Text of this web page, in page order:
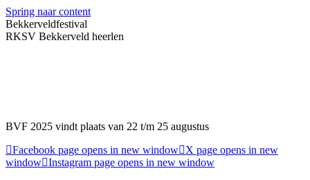
Spring naar content
Bekkerveldfestival
RKSV Bekkerveld heerlen
BVF 2025 vindt plaats van 22 t/m 25 augustus
Facebook page opens in new window
X page opens in new
window Instagram page opens in new window